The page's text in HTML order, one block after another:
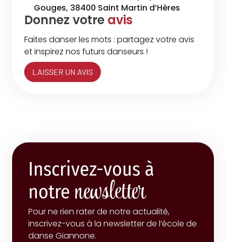
Gouges, 38400 Saint Martin d’Hères
Donnez votre avis
Faites danser les mots : partagez votre avis
et inspirez nos futurs danseurs !
LAISSER UN AVIS
Inscrivez-vous à
notre newsletter
Pour ne rien rater de notre actualité,
inscrivez-vous à la newsletter de l’école de
danse Giannone.